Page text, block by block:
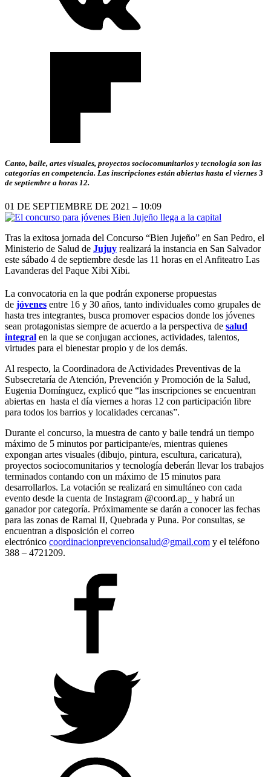
Canto, baile, artes visuales, proyectos sociocomunitarios y tecnología son las
categorías en competencia. Las inscripciones están abiertas hasta el viernes 3
de septiembre a horas 12.
01 DE SEPTIEMBRE DE 2021 – 10:09
Tras la exitosa jornada del Concurso “Bien Jujeño” en San Pedro, el
Ministerio de Salud de Jujuy realizará la instancia en San Salvador
este sábado 4 de septiembre desde las 11 horas en el Anfiteatro Las
Lavanderas del Paque Xibi Xibi.
La convocatoria en la que podrán exponerse propuestas
de jóvenes entre 16 y 30 años, tanto individuales como grupales de
hasta tres integrantes, busca promover espacios donde los jóvenes
sean protagonistas siempre de acuerdo a la perspectiva de salud
integral en la que se conjugan acciones, actividades, talentos,
virtudes para el bienestar propio y de los demás.
Al respecto, la Coordinadora de Actividades Preventivas de la
Subsecretaría de Atención, Prevención y Promoción de la Salud,
Eugenia Domínguez, explicó que “las inscripciones se encuentran
abiertas en hasta el día viernes a horas 12 con participación libre
para todos los barrios y localidades cercanas”.
Durante el concurso, la muestra de canto y baile tendrá un tiempo
máximo de 5 minutos por participante/es, mientras quienes
expongan artes visuales (dibujo, pintura, escultura, caricatura),
proyectos sociocomunitarios y tecnología deberán llevar los trabajos
terminados contando con un máximo de 15 minutos para
desarrollarlos. La votación se realizará en simultáneo con cada
evento desde la cuenta de Instagram @coord.ap_ y habrá un
ganador por categoría. Próximamente se darán a conocer las fechas
para las zonas de Ramal II, Quebrada y Puna. Por consultas, se
encuentran a disposición el correo
electrónico coordinacionprevencionsalud@gmail.com y el teléfono
388 – 4721209.